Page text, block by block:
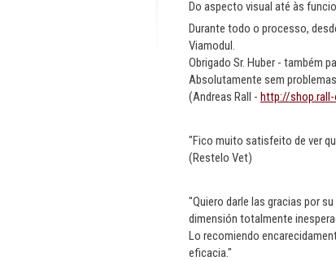
Do aspecto visual até às
Durante todo o processo,
Viamodul.
Obrigado Sr. Huber - também
Absolutamente sem
(Andreas Rall - http://
"Fico muito satisfeito de ver
(Restelo Vet)
"Quiero darle las gracias por
dimensión totalmente
Lo recomiendo
eficacia."